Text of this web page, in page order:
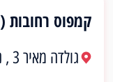
קמפוס
גולדה מאיר 3 , נס ציונה